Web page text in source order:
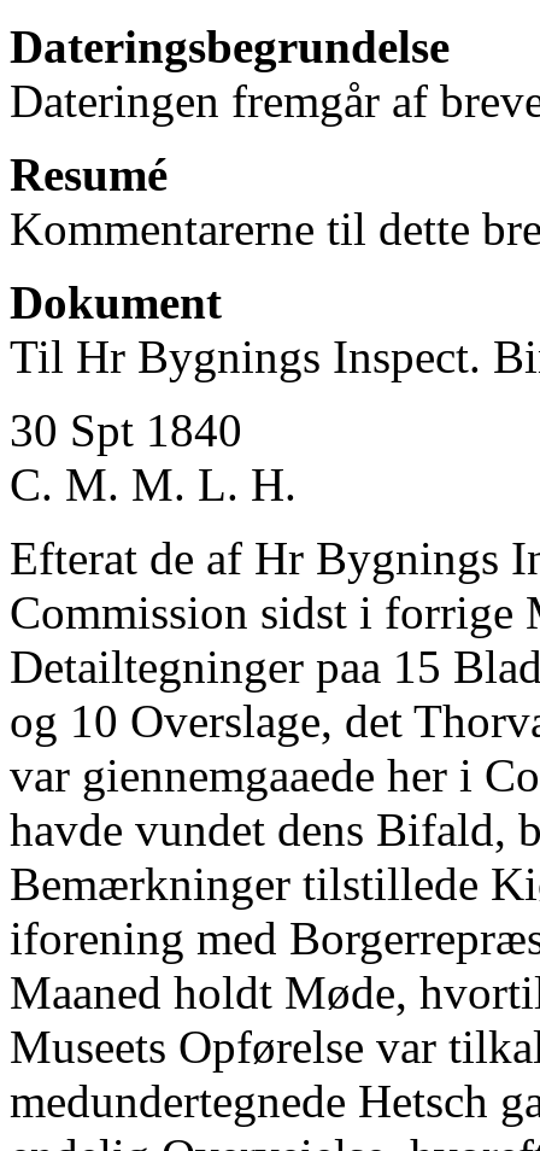
Dateringsbegrundelse
Dateringen fremgår af
Resumé
Kommentarerne til dette
Dokument
Til Hr Bygnings Inspect.
30 Spt 1840
C. M. M. L. H.
Efterat de af Hr Bygnings
Commission sidst i forrige
Detailtegninger paa 15
og 10 Overslage, det
var giennemgaaede her i
havde vundet dens Bifald,
Bemærkninger tilstillede
iforening med
Maaned holdt Møde,
Museets Opførelse var
medundertegnede Hetsch